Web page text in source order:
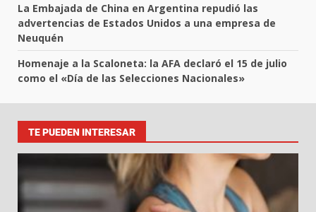
La Embajada de China en Argentina repudió las
advertencias de Estados Unidos a una empresa de
Neuquén
Homenaje a la Scaloneta: la AFA declaró el 15 de julio
como el «Día de las Selecciones Nacionales»
TE PUEDEN INTERESAR